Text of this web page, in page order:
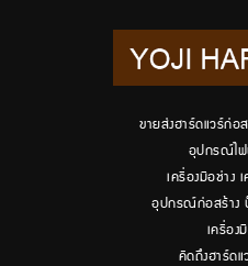
ขายส่งฮาร์ดแวร์ก่อ
อุปกรณ์ไ
เครื่องมือช่าง
อุปกรณ์ก่อสร้าง
เครื่อง
คิดถึงฮาร์ด